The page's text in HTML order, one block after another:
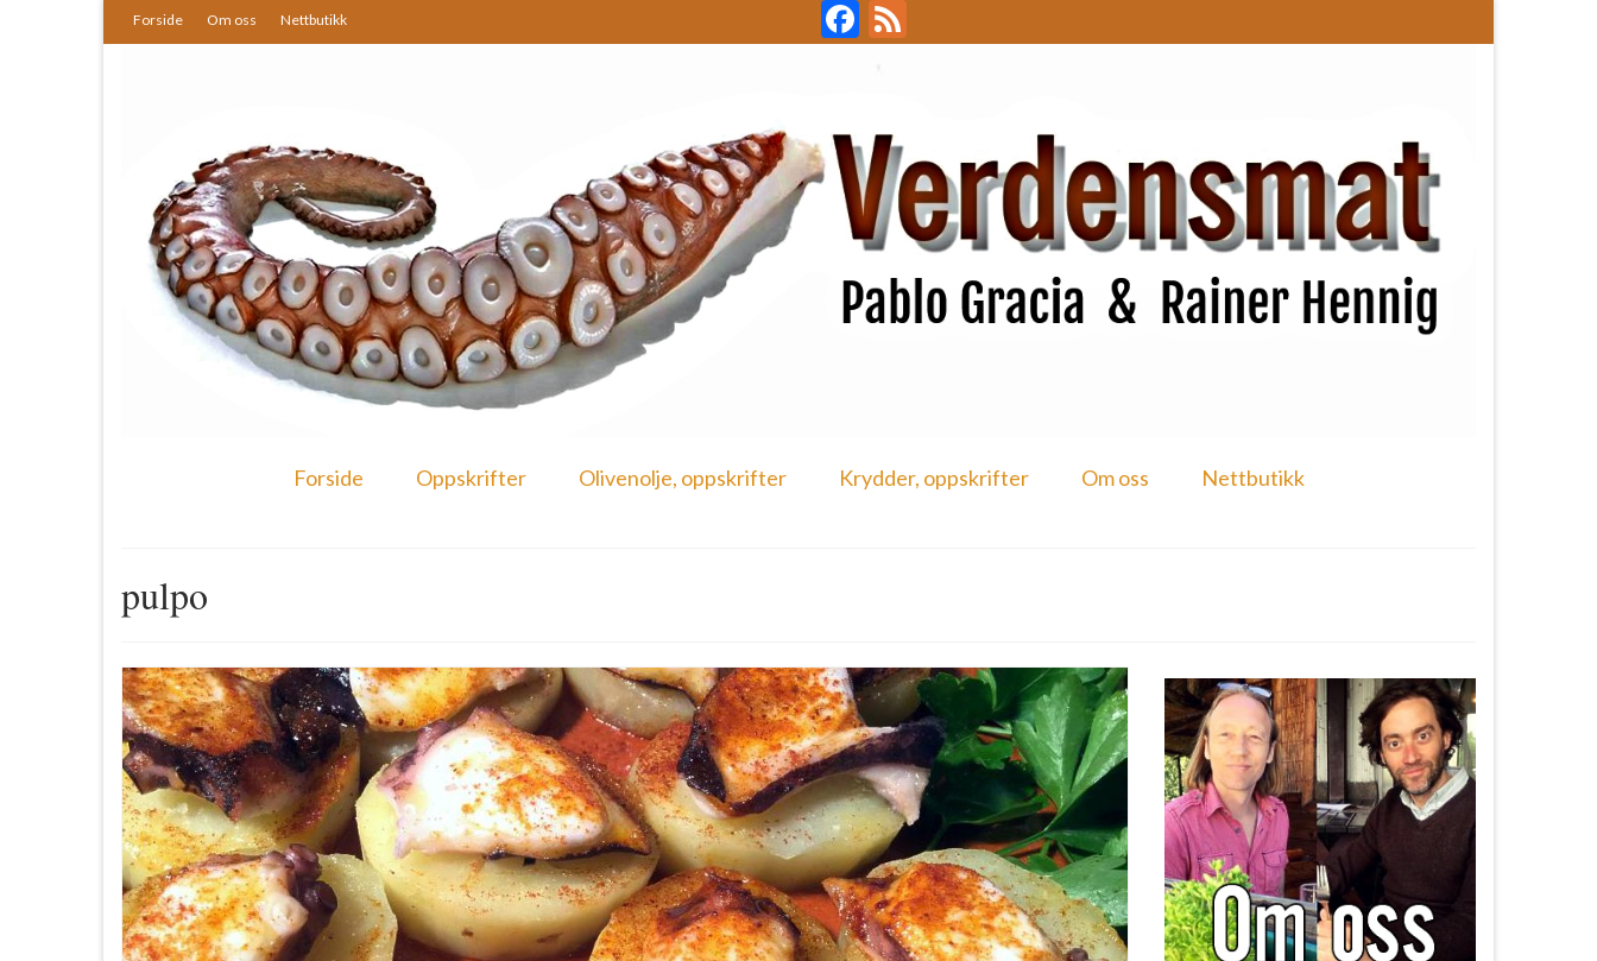
Forside Om oss Nettbutikk Facebook
Forside Oppskrifter Olivenolje, oppskrifter Krydder, oppskrifter Om oss Nettbutikk
pulpo